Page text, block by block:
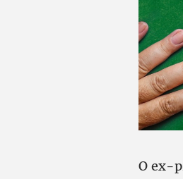
O ex-